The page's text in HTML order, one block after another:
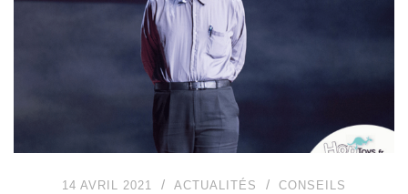
14 AVRIL 2021 ACTUALITÉS CONSEILS